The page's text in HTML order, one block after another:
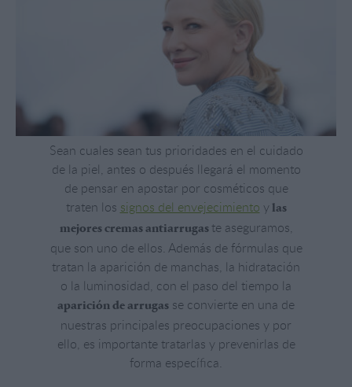
Sean cuales sean tus prioridades en el cuidado
de la piel, antes o después llegará el momento
de pensar en apostar por cosméticos que
traten los signos del envejecimiento ylas
mejores cremas antiarrugas te aseguramos,
que son uno de ellos. Además de fórmulas que
tratan la aparición de manchas, la hidratación
o la luminosidad, con el paso del tiempo la
aparición de arrugas se convierte en una de
nuestras principales preocupaciones y por
ello, es importante tratarlas y prevenirlas de
forma específica.